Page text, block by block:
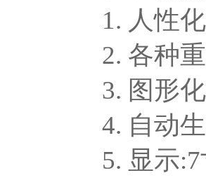
1. 人性
2. 各种
3. 图形
4. 自动
5. 显示